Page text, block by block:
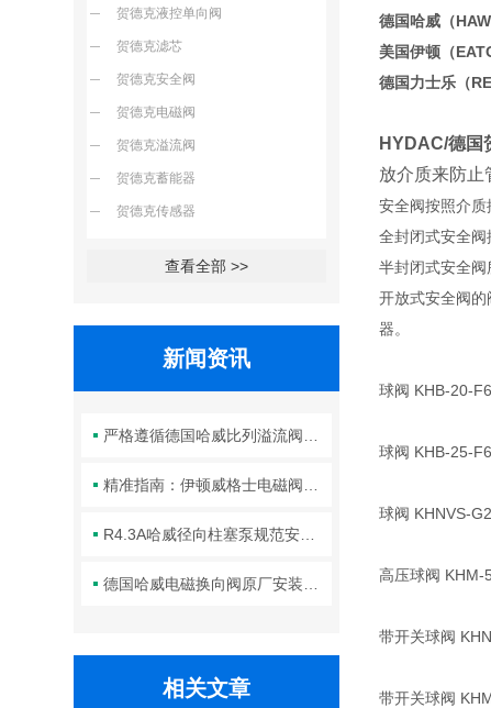
贺德克液控单向阀
贺德克滤芯
贺德克安全阀
贺德克电磁阀
贺德克溢流阀
贺德克蓄能器
贺德克传感器
查看全部 >>
新闻资讯
相关文章
德国哈威（
美国伊顿（
德国力士乐（
HYDAC/德国
放介质来防止
安全阀按照介质
全封闭式安全阀
半封闭式安全
开放式安全阀
器。
球阀 KHB-20-
球阀 KHB-25-
球阀 KHNVS-
高压球阀 KHM-
带开关球阀
带开关球阀